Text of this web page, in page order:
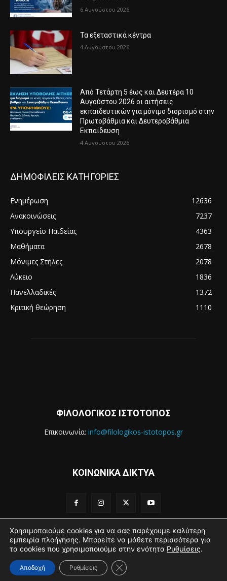
6 Αυγούστου 2026
Τα εξεταστικά κέντρα
4 Αυγούστου 2026
Από Τετάρτη 5 έως και Δευτέρα 10
Αυγούστου 2026 οι αιτήσεις
εκπαιδευτικών για μόνιμο διορισμό στην
Πρωτοβάθμια και Δευτεροβάθμια
Εκπαίδευση
4 Αυγούστου 2026
ΔΗΜΟΦΙΛΕΙΣ ΚΑΤΗΓΟΡΙΕΣ
Ενημέρωση
12636
Ανακοινώσεις
7237
Υπουργείο Παιδείας
4363
Μαθήματα
2678
Μόνιμες Στήλες
2078
Λύκειο
1836
Πανελλαδικές
1372
Κριτική θεώρηση
1110
ΦΙΛΟΛΟΓΙΚΟΣ ΙΣΤΟΤΟΠΟΣ
Επικοινωνία: info@filologikos-istotopos.gr
ΚΟΙΝΩΝΙΚΑ ΔΙΚΤΥΑ
2016 - 2021 Filologikos Istotopos - All rights reserved.
Αρχική Βιογραφικό Sitemap
Χρησιμοποιούμε cookies για να σας παρέχουμε καλύτερη
εμπειρία πλοήγησης. Μπορείτε να μάθετε περισσότερα για
τα cookies που χρησιμοποιούμε στην ενότητα Ρυθμίσεις.
Αποδοχή Ρυθμίσεις Κλείσιμο του Cookie banner για